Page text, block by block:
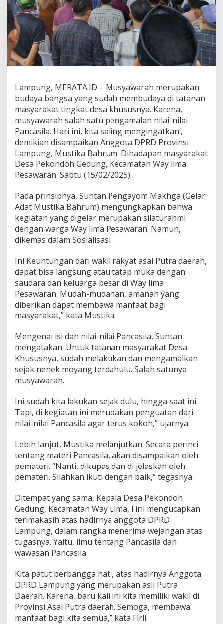
s
a
s
i
k
n
N
l
a
P
a
n
c
a
s
i
K
e
p
a
d
a
s
y
a
r
a
W
a
y
L
i
P
e
s
a
a
r
a
n
Lampung, MERATA.ID – Musyawarah merupakan
budaya bangsa yang sudah membudaya di tatanan
masyarakat tingkat desa khususnya. Karena,
musyawarah salah satu pengamalan nilai-nilai
Pancasila. Hari ini, kita saling mengingatkan’,
demikian disampaikan Anggota DPRD Provinsi
Lampung, Mustika Bahrum. Dihadapan masyarakat
Desa Pekondoh Gedung, Kecamatan Way lima
Pesawaran. Sabtu (15/02/2025).
Pada prinsipnya, Suntan Pengayom Makhga (Gelar
Adat Mustika Bahrum) mengungkapkan bahwa
kegiatan yang digelar merupakan silaturahmi
dengan warga Way lima Pesawaran. Namun,
dikemas dalam Sosialisasi.
Ini Keuntungan dari wakil rakyat asal Putra daerah,
dapat bisa langsung atau tatap muka dengan
saudara dan keluarga besar di Way lima
Pesawaran. Mudah-mudahan, amanah yang
diberikan dapat membawa manfaat bagi
masyarakat,” kata Mustika.
Mengenai isi dan nilai-nilai Pancasila, Suntan
mengatakan. Untuk tatanan masyarakat Desa
Khususnya, sudah melakukan dan mengamalkan
sejak nenek moyang terdahulu. Salah satunya
musyawarah.
Ini sudah kita lakukan sejak dulu, hingga saat ini.
Tapi, di kegiatan ini merupakan penguatan dari
nilai-nilai Pancasila agar terus kokoh,” ujarnya.
Lebih lanjut, Mustika melanjutkan. Secara perinci
tentang materi Pancasila, akan disampaikan oleh
pemateri. “Nanti, dikupas dan di jelaskan oleh
pemateri. Silahkan ikuti dengan baik,” tegasnya.
Ditempat yang sama, Kepala Desa Pekondoh
Gedung, Kecamatan Way Lima, Firli mengucapkan
terimakasih atas hadirnya anggota DPRD
Lampung, dalam rangka menerima wejangan atas
tugasnya. Yaitu, ilmu tentang Pancasila dan
wawasan Pancasila.
Kita patut berbangga hati, atas hadirnya Anggota
DPRD Lampung yang merupakan asli Putra
Daerah. Karena, baru kali ini kita memiliki wakil di
Provinsi Asal Putra daerah. Semoga, membawa
manfaat bagi kita semua,” kata Firli.